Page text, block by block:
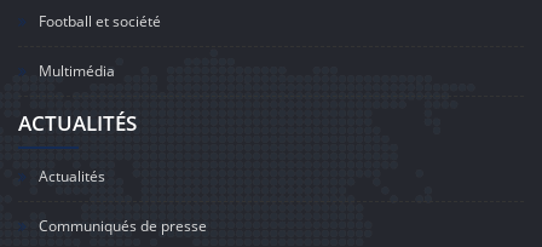
Football et société
Multimédia
ACTUALITÉS
Actualités
Communiqués de presse